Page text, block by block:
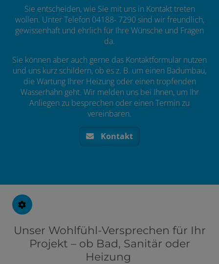
Sie entscheiden, wie Sie mit uns in Kontakt treten
wollen. Unter Telefon 04188- 7290 sind wir freundlich,
gewissenhaft und ehrlich für Ihre Wünsche und Fragen
da.
Sie können aber auch gerne das Kontaktformular nutzen
und uns kurz schildern, ob es z. B. um einen Badumbau,
die Wartung Ihrer Heizung oder einen tropfenden
Wasserhahn geht. Wir melden uns bei Ihnen, um Ihr
Anliegen zu besprechen oder einen Termin zu
vereinbaren.
Kontakt
Unser Wohlfühl-Versprechen für Ihr
Projekt – ob Bad, Sanitär oder
Heizung